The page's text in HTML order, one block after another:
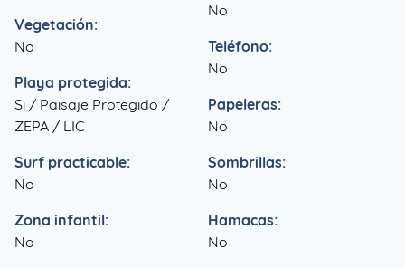
Vegetación:
No
Playa protegida:
Si / Paisaje Protegido /
ZEPA / LIC
Surf practicable:
No
Zona infantil:
No
No
Teléfono:
No
Papeleras:
No
Sombrillas:
No
Hamacas:
No